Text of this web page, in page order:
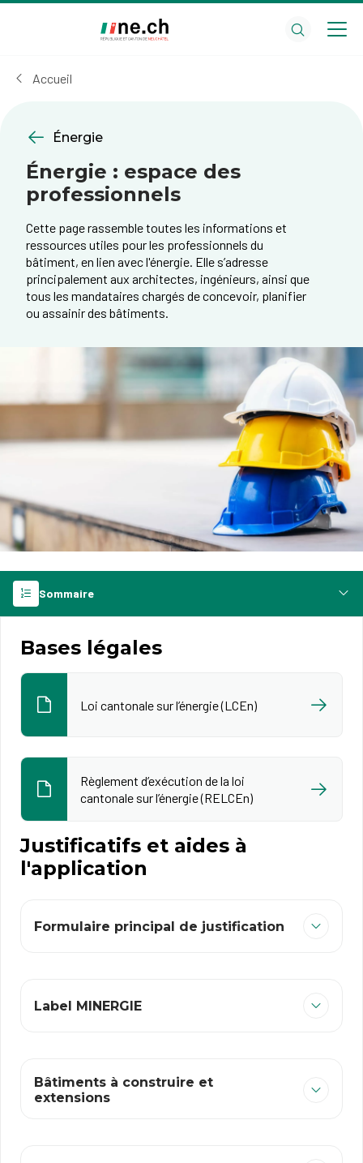
cookies
Accueil
Énergie
Énergie : espace des
professionnels
Cette page rassemble toutes les informations et
ressources utiles pour les professionnels du
bâtiment, en lien avec l'énergie. Elle s’adresse
principalement aux architectes, ingénieurs, ainsi que
tous les mandataires chargés de concevoir, planifier
ou assainir des bâtiments.
Sommaire
Bases légales
Loi cantonale sur l’énergie (LCEn)
Règlement d’exécution de la loi
cantonale sur l’énergie (RELCEn)
Justificatifs et aides à
l'application
​Formulaire principal de justification
Label MINERGIE​ ​
​Bâtiments à construire​ ​et
extensions